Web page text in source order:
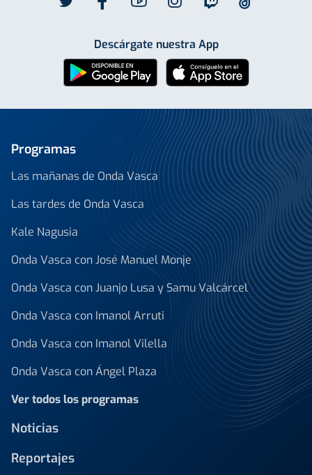
Descárgate nuestra App
Programas
Las mañanas de Onda Vasca
Las tardes de Onda Vasca
Kale Nagusia
Onda Vasca con José Manuel Monje
Onda Vasca con Juanjo Lusa y Samu Valcárcel
Onda Vasca con Imanol Arruti
Onda Vasca con Imanol Vilella
Onda Vasca con Ángel Plaza
Ver todos los programas
Noticias
Reportajes